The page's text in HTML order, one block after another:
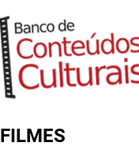
FILMES